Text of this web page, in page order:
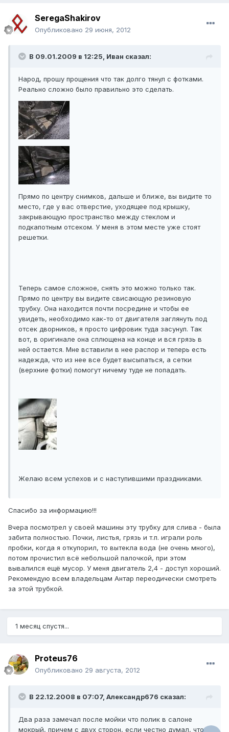
SeregaShakirov
Опубликовано 29 июня, 2012
В 09.01.2009 в 12:25, Иван сказал:
Народ, прошу прощения что так долго тянул с фотками.
Реально сложно было правильно это сделать.
Прямо по центру снимков, дальше и ближе, вы видите то
место, где у вас отверстие, уходящее под крышку,
закрывающую пространство между стеклом и
подкапотным отсеком. У меня в этом месте уже стоят
решетки.
Теперь самое сложное, снять это можно только так.
Прямо по центру вы видите свисающую резиновую
трубку. Она находится почти посредине и чтобы ее
увидеть, необходимо как-то от двигателя заглянуть под
отсек дворников, я просто цифровик туда засунул. Так
вот, в оригинале она сплющена на конце и вся грязь в
ней остается. Мне вставили в нее распор и теперь есть
надежда, что из нее все будет высыпаться, а сетки
(верхние фотки) помогут ничему туде не попадать.
Желаю всем успехов и с наступившими праздниками.
Спасибо за информацию!!!
Вчера посмотрел у своей машины эту трубку для слива - была
забита полностью. Почки, листья, грязь и т.п. играли роль
пробки, когда я откупорил, то вытекла вода (не очень много),
потом прочистил всё небольшой палочкой, при этом
вывалился ещё мусор. У меня двигатель 2,4 - доступ хороший.
Рекомендую всем владельцам Антар переодически смотреть
за этой трубкой.
1 месяц спустя...
Proteus76
Опубликовано 29 августа, 2012
В 22.12.2008 в 07:07, Александр676 сказал:
Два раза замечал после мойки что полик в салоне
мокрый, причем с двух сторон, если честно думал, что